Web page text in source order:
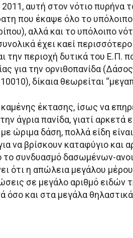
αυτή στον νότιο πυρήνα
που έκαψε όλο το υπόλοιπο
αλλά και το υπόλοιπο
έχει καεί
την περιοχή δυτικά του Ε.Π.
για την ορνιθοπανίδα
δίκαια θεωρείται
έκτασης, ίσως να
άγρια πανίδα, γιατί αρκετά
ώριμα δάση, πολλά είδη
να βρίσκουν καταφύγιο και
το συνδυασμό δασωμένων-
ότι η απώλεια μεγάλου
σε μεγάλο αριθμό ειδών
όσο και στα μεγάλα